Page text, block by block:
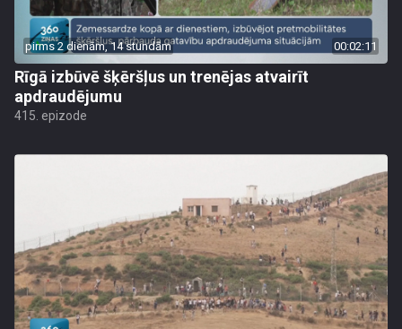
pirms 2 dienām, 14 stundām 00:02:11
Rīgā izbūvē šķēršļus un trenējas atvairīt
apdraudējumu
415. epizode